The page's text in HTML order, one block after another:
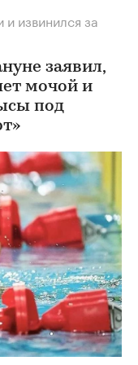
извинился за
заявил,
мочой и
под